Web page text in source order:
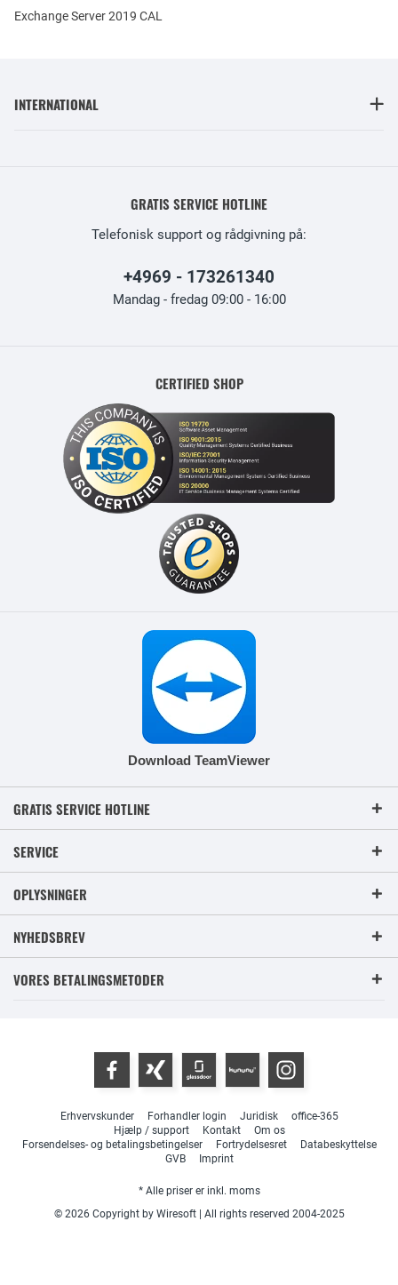
Exchange Server 2019 CAL
INTERNATIONAL
GRATIS SERVICE HOTLINE
Telefonisk support og rådgivning på:
+4969 - 173261340
Mandag - fredag 09:00 - 16:00
CERTIFIED SHOP
Download TeamViewer
GRATIS SERVICE HOTLINE
SERVICE
OPLYSNINGER
NYHEDSBREV
VORES BETALINGSMETODER
Erhvervskunder Forhandler login Juridisk
office-365
Hjælp / support
Kontakt
Om os
Forsendelses- og betalingsbetingelser
Fortrydelsesret
Databeskyttelse
GVB
Imprint
* Alle priser er inkl. moms
© 2026 Copyright by Wiresoft | All rights reserved 2004-2025